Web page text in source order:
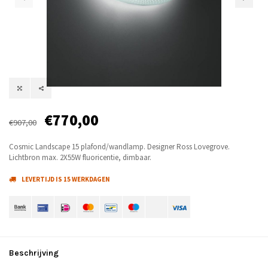
€907,00 €770,00
Cosmic Landscape 15 plafond/wandlamp. Designer Ross Lovegrove.
Lichtbron max. 2X55W fluoricentie, dimbaar.
LEVERTIJD IS 15 WERKDAGEN
Beschrijving